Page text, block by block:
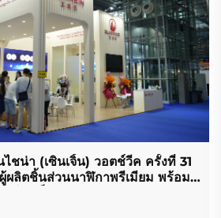
ชน่า (เซินเจิ้น) วอตช์วีค ครั้งที่ 31
ผลิตชิ้นส่วนนาฬิกาพรีเมียม พร้อม